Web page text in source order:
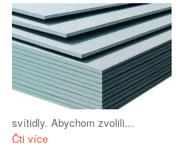
svítidly. Abychom zvolili...
Čti více